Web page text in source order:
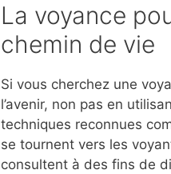
La voyance
chemin de vie
Si vous cherchez une
l’avenir, non pas en
techniques reconnues
se tournent vers les
consultent à des fins de